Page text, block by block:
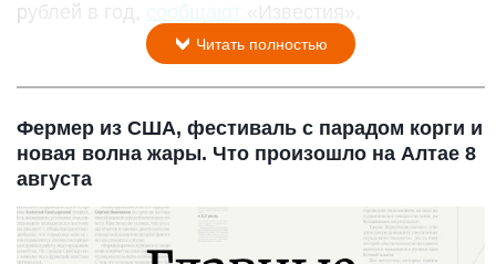
рублей в год,
сообщают «Известия».
Читать полностью
Фермер из США, фестиваль с парадом корги и
новая волна жары. Что произошло на Алтае 8
августа